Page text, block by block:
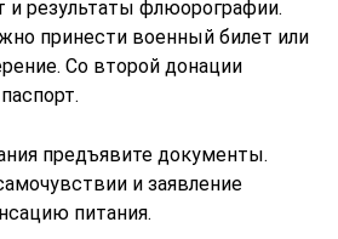
и результаты флюорографии.
принести военный билет или
Со второй донации
предъявите документы.
и заявление
питания.